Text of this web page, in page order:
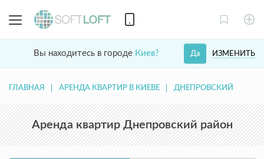
Вы находитесь в городе Киев? ИЗМЕНИТЬ
Да
ГЛАВНАЯ АРЕНДА КВАРТИР В КИЕВЕ ДНЕПРОВСКИЙ
Аренда квартир Днепровский район